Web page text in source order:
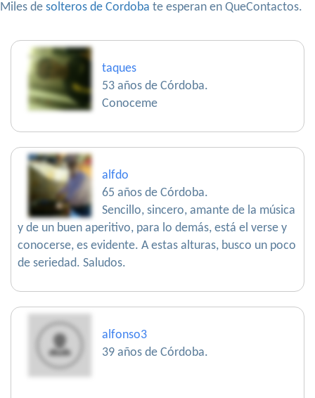
Miles de solteros de Cordoba te esperan en QueContactos.
taques
53 años de Córdoba.
Conoceme
alfdo
65 años de Córdoba.
Sencillo, sincero, amante de la música
y de un buen aperitivo, para lo demás, está el verse y
conocerse, es evidente. A estas alturas, busco un poco
de seriedad. Saludos.
alfonso3
39 años de Córdoba.